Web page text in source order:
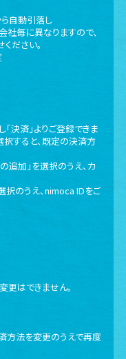
自動引落し
社毎に異なりますので、
ださい。
「決済」よりご登録できま
択すると、既定の決済方
追加」を選択のうえ、カ
択のうえ、nimoca IDをご
更はできません。
方法を変更のうえで再度